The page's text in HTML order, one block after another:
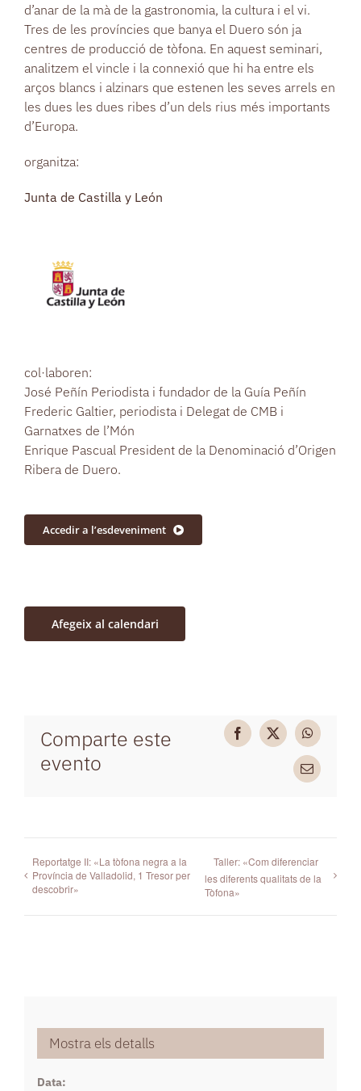
d’anar de la mà de la gastronomia, la cultura i el vi.
Tres de les províncies que banya el Duero són ja
centres de producció de tòfona. En aquest seminari,
analitzem el vincle i la connexió que hi ha entre els
arços blancs i alzinars que estenen les seves arrels en
les dues les dues ribes d’un dels rius més importants
d’Europa.
organitza:
Junta de Castilla y León
col·laboren:
José Peñín Periodista i fundador de la Guía Peñín
Frederic Galtier, periodista i Delegat de CMB i
Garnatxes de l’Món
Enrique Pascual President de la Denominació d’Origen
Ribera de Duero.
Accedir a l’esdeveniment
Afegeix al calendari
Comparte este
evento
Facebook
X WhatsApp
Email
Reportatge II: «La tòfona negra a la
Província de Valladolid, 1 Tresor per
descobrir»
Taller: «Com diferenciar
les diferents qualitats de la
Tòfona»
Mostra els detalls
Data: